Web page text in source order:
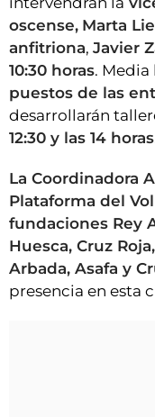
oscense, Marta
anfitriona, Javier
10:30 horas. Media
puestos de las
desarrollarán
12:30 y las 14 horas
La Coordinadora
Plataforma del
fundaciones Rey
Huesca, Cruz
Arbada, Asafa y
presencia en esta